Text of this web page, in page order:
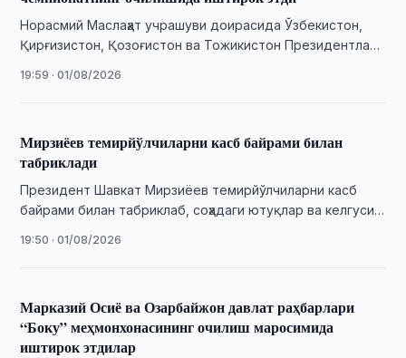
Норасмий Маслаҳат учрашуви доирасида Ўзбекистон,
Қирғизистон, Қозоғистон ва Тожикистон Президентлари
присининг тантанали очилиш маросимида иштирок …
19:59 · 01/08/2026
Мирзиёев темирйўлчиларни касб байрами билан
табриклади
Президент Шавкат Мирзиёев темирйўлчиларни касб
байрами билан табриклаб, соҳадаги ютуқлар ва келгуси
19:50 · 01/08/2026
Марказий Осиё ва Озарбайжон давлат раҳбарлари
“Боку” меҳмонхонасининг очилиш маросимида
иштирок этдилар